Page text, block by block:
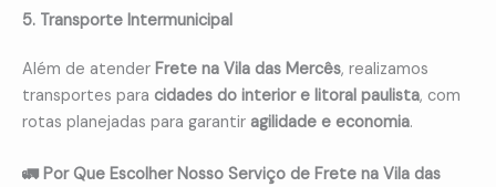
5. Transporte Intermunicipal
Além de atender Frete na Vila das Mercês, realizamos
transportes para cidades do interior e litoral paulista, com
rotas planejadas para garantir agilidade e economia.
🚛 Por Que Escolher Nosso Serviço de Frete na Vila das